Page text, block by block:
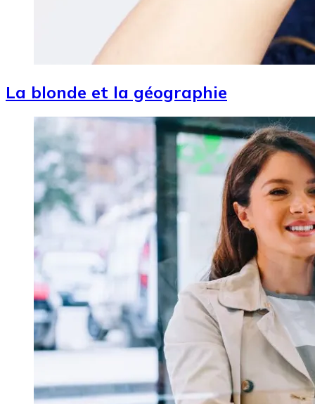
La blonde et la géographie
Image